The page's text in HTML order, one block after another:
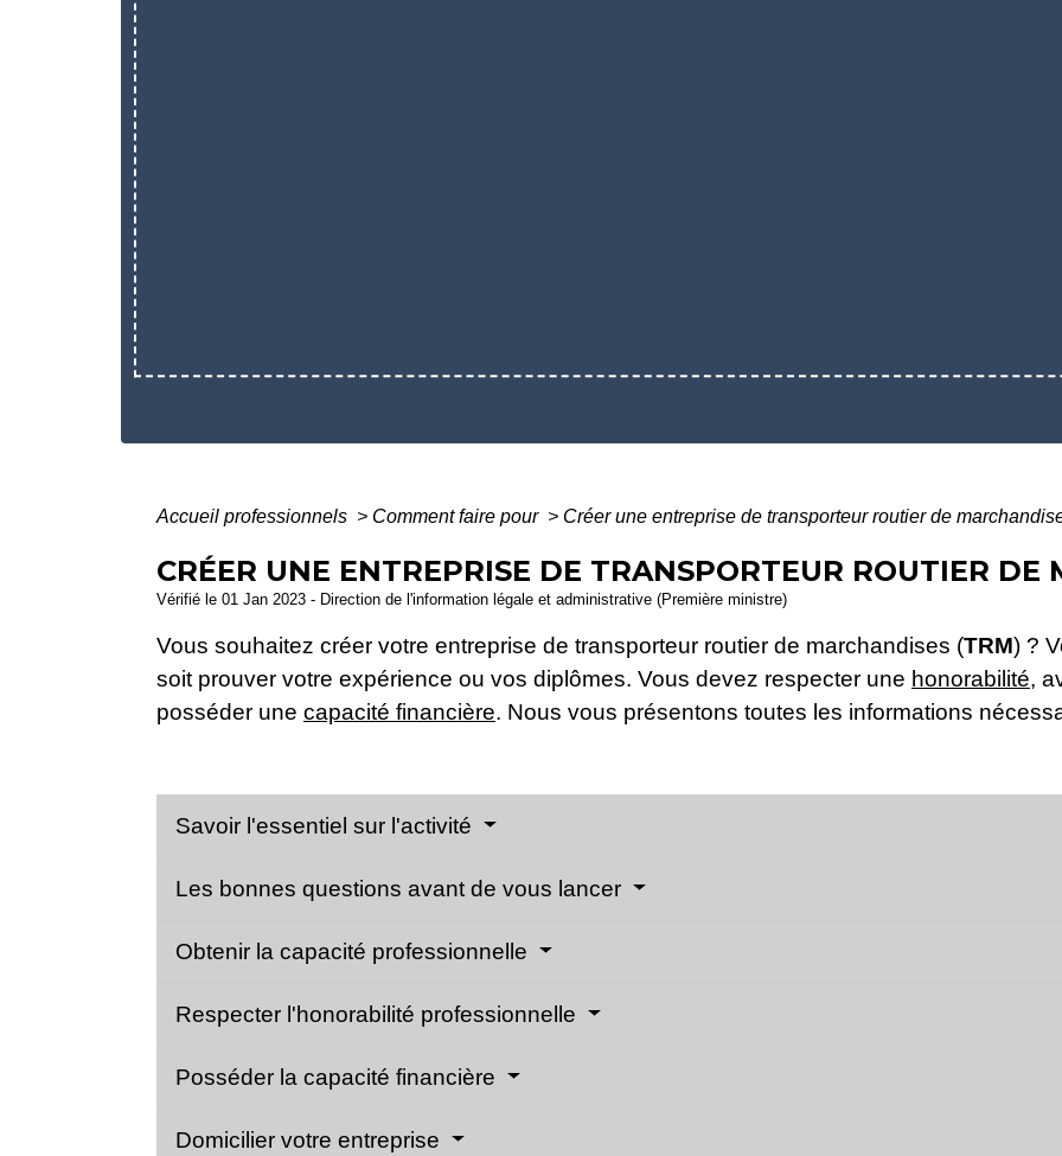
Accueil professionnels > Comment faire pour > Créer une entreprise de transporteur routier de
CRÉER UNE ENTREPRISE DE TRANSPORTEUR ROUTIER DE
Vérifié le 01 Jan 2023 - Direction de l'information légale et administrative (Première ministre)
Vous souhaitez créer votre entreprise de transporteur routier de marchandises (TRM) ?
soit prouver votre expérience ou vos diplômes. Vous devez respecter une honorabilité,
posséder une capacité financière. Nous vous présentons toutes les informations
Savoir l'essentiel sur l'activité
Les bonnes questions avant de vous lancer
Obtenir la capacité professionnelle
Respecter l'honorabilité professionnelle
Posséder la capacité financière
Domicilier votre entreprise